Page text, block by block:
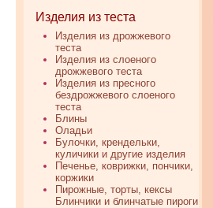
Изделия из теста
Изделия из дрожжевого
теста
Изделия из слоеного
дрожжевого теста
Изделия из пресного
бездрожжевого слоеного
теста
Блины
Оладьи
Булочки, крендельки,
куличики и другие изделия
Печенье, коврижки, пончики,
коржики
Пирожные, торты, кексы
Блинчики и блинчатые пироги